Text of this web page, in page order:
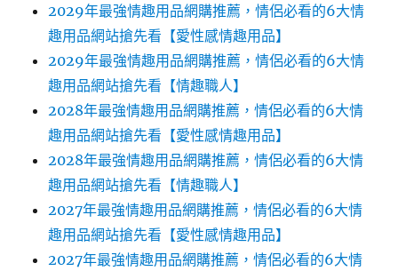
2029年最強情趣用品網購推薦，情侶必看的6大情
趣用品網站搶先看【愛性感情趣用品】
2029年最強情趣用品網購推薦，情侶必看的6大情
趣用品網站搶先看【情趣職人】
2028年最強情趣用品網購推薦，情侶必看的6大情
趣用品網站搶先看【愛性感情趣用品】
2028年最強情趣用品網購推薦，情侶必看的6大情
趣用品網站搶先看【情趣職人】
2027年最強情趣用品網購推薦，情侶必看的6大情
趣用品網站搶先看【愛性感情趣用品】
2027年最強情趣用品網購推薦，情侶必看的6大情